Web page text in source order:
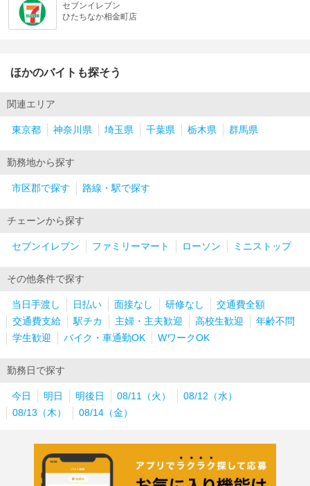
セブンイレブン
ひたちなか相金町店
ほかのバイトも探そう
関連エリア
東京都 神奈川県 埼玉県 千葉県 栃木県 群馬県
勤務地から探す
市区郡で探す 路線・駅で探す
チェーンから探す
セブンイレブン ファミリーマート ローソン ミニストップ
その他条件で探す
当日手渡し 日払い 面接なし 研修なし
交通費全額
交通費支給
駅チカ 主婦・主夫歓迎 高校生歓迎
年齢不問
学生歓迎
バイク・車通勤OK WワークOK
勤務日で探す
今日 明日 明後日 08/11（火）
08/12（水）
08/13（木）
08/14（金）